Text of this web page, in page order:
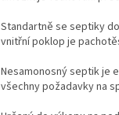
Standartně se septiky
vnitřní poklop je
Nesamonosný septik je
všechny požadavky na